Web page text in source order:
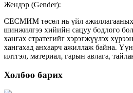
Жендэр (Gender):
СЕСМИМ төсөл нь үйл
шинжилгээ хийийн сацуу бодлого
хангах стратегийг хэрэгжүүлэх
хангахад анхаарч ажиллаж байна.
илтгэл, материал, гарын авлага,
Холбоо барих